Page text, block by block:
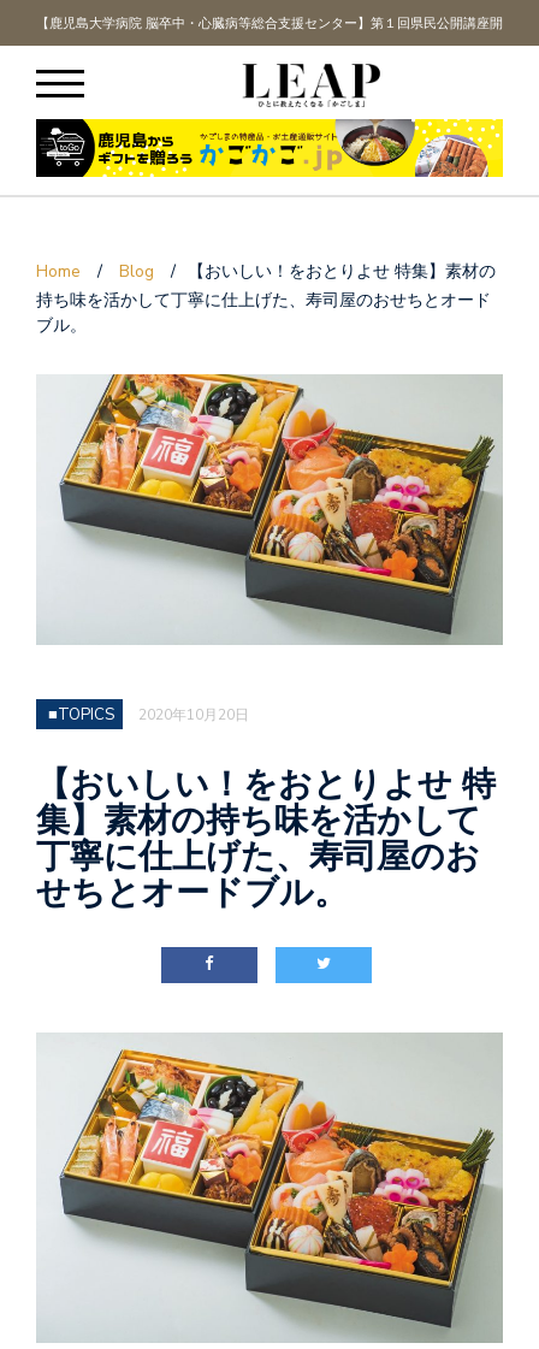
【鹿児島大学病院 脳卒中・心臓病等総合支援センター】第１回県民公開講座開
Home / Blog /
【おいしい！をおとりよせ 特集】素材の
持ち味を活かして丁寧に仕上げた、寿司屋のおせちとオード
ブル。
■TOPICS 2020年10月20日
【おいしい！をおとりよせ 特
集】素材の持ち味を活かして
丁寧に仕上げた、寿司屋のお
せちとオードブル。